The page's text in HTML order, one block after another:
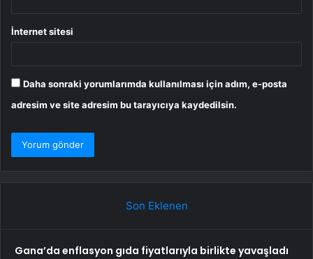
İnternet sitesi
Daha sonraki yorumlarımda kullanılması için adım, e-posta
adresim ve site adresim bu tarayıcıya kaydedilsin.
Son Eklenen
Gana’da enflasyon gıda fiyatlarıyla birlikte yavaşladı